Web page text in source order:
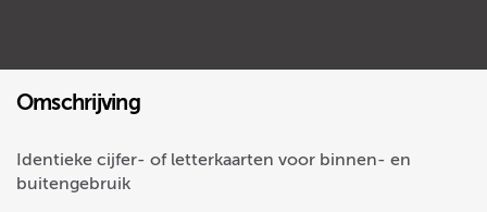
Omschrijving
Identieke cijfer- of letterkaarten voor binnen- en
buitengebruik